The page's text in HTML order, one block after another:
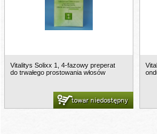
Vitalitys Solixx 1, 4-fazowy preperat
do trwałego prostowania włosów
towar niedostępny